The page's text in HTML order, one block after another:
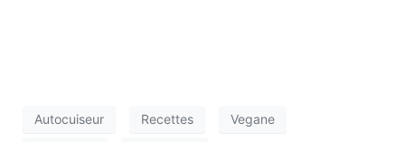
Autocuiseur Recettes Vegane